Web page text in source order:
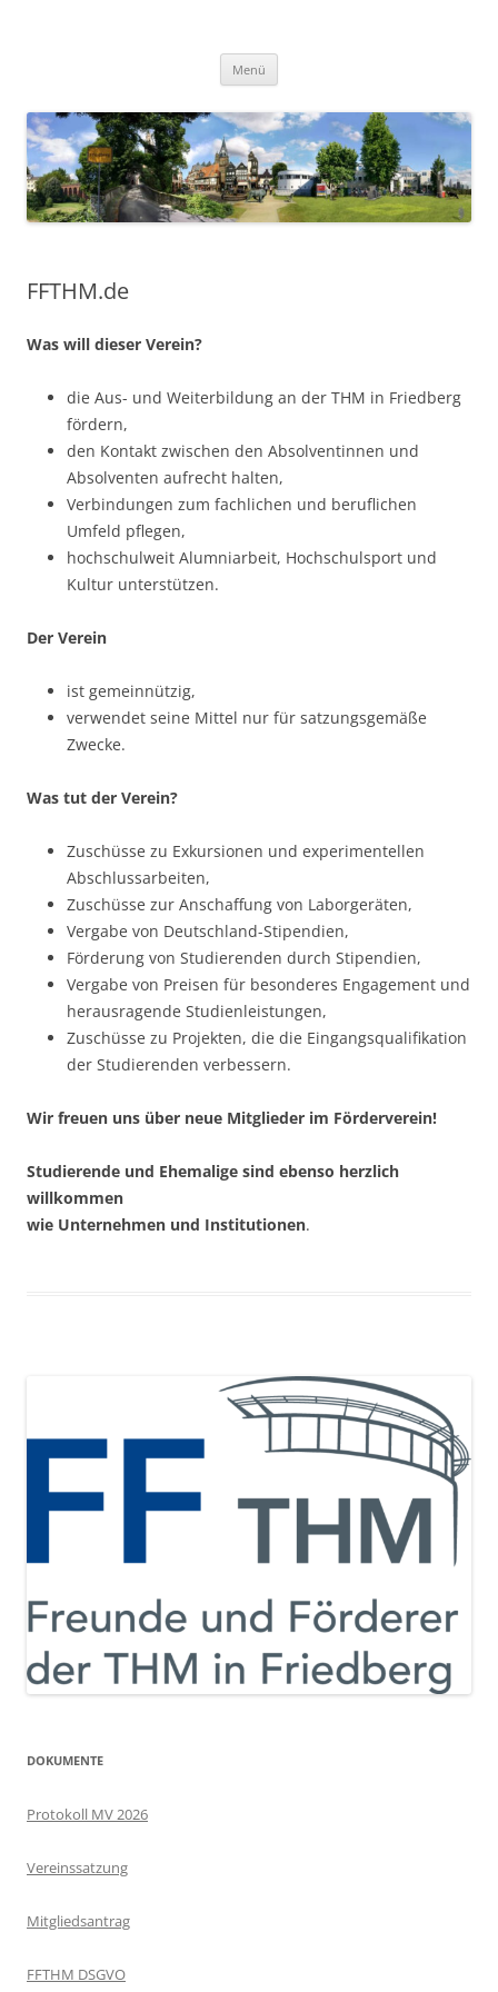
Mittelhessen in Friedberg e.V.
Menü
FFTHM.de
Was will dieser Verein?
die Aus- und Weiterbildung an der THM in Friedberg
fördern,
den Kontakt zwischen den Absolventinnen und
Absolventen aufrecht halten,
Verbindungen zum fachlichen und beruflichen
Umfeld pflegen,
hochschulweit Alumniarbeit, Hochschulsport und
Kultur unterstützen.
Der Verein
ist gemeinnützig,
verwendet seine Mittel nur für satzungsgemäße
Zwecke.
Was tut der Verein?
Zuschüsse zu Exkursionen und experimentellen
Abschlussarbeiten,
Zuschüsse zur Anschaffung von Laborgeräten,
Vergabe von Deutschland-Stipendien,
Förderung von Studierenden durch Stipendien,
Vergabe von Preisen für besonderes Engagement und
herausragende Studienleistungen,
Zuschüsse zu Projekten, die die Eingangsqualifikation
der Studierenden verbessern.
Wir freuen uns über neue Mitglieder im Förderverein!
Studierende und Ehemalige sind ebenso herzlich
willkommen
wie Unternehmen und Institutionen.
DOKUMENTE
Protokoll MV 2026
Vereinssatzung
Mitgliedsantrag
FFTHM DSGVO